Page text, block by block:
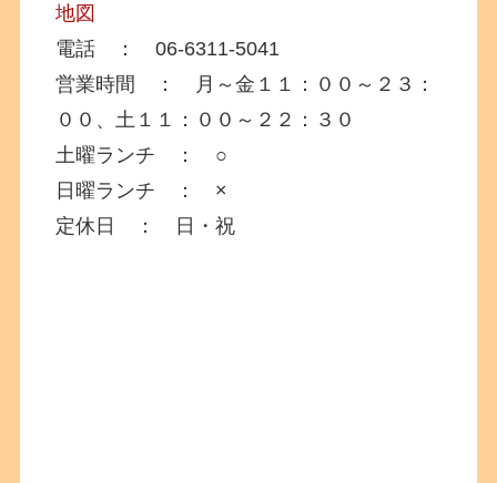
地図
電話 ： 06-6311-5041
営業時間 ： 月～金１１：００～２３：
００、土１１：００～２２：３０
土曜ランチ ： ○
日曜ランチ ： ×
定休日 ： 日・祝